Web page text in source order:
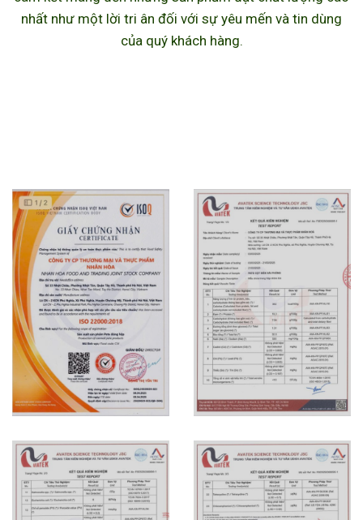
nhất như một lời tri ân đối với sự yêu mến và tin dùng
của quý khách hàng.